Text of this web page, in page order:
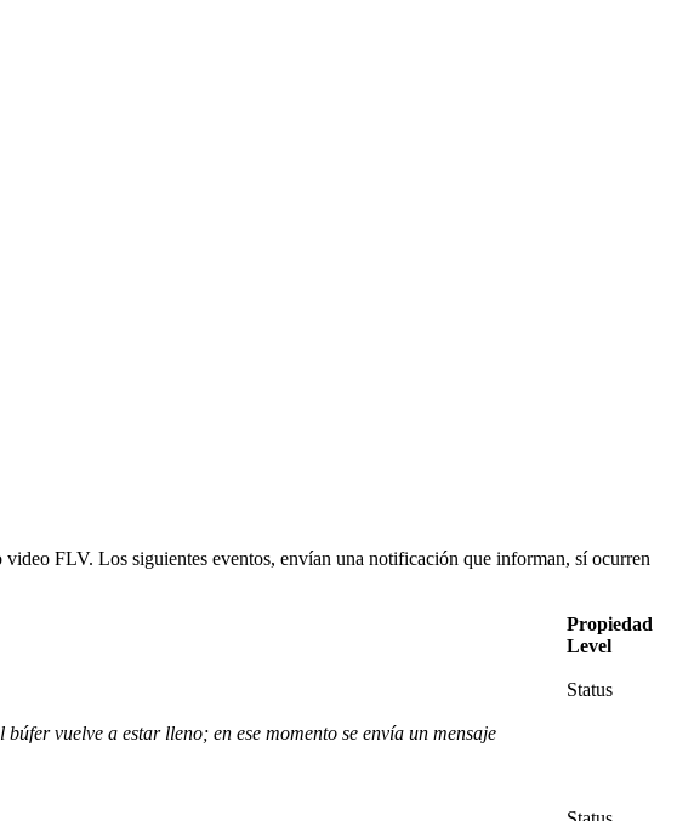
FLV. Los siguientes eventos, envían una notificación que informan, sí ocurren
Propiedad
Level
Status
vuelve a estar lleno; en ese momento se envía un mensaje